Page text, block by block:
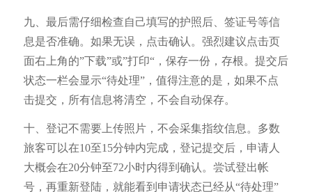
九、最后需仔细检查自己填写的护照后、签证号等信
息是否准确。如果无误，点击确认。强烈建议点击页
面右上角的”下载”或”打印“，保存一份，存根。提交后
状态一栏会显示“待处理”，值得注意的是，如果不点
击提交，所有信息将清空，不会自动保存。
十、登记不需要上传照片，不会采集指纹信息。多数
旅客可以在10至15分钟内完成，登记提交后，申请人
大概会在20分钟至72小时内得到确认。尝试登出帐
号，再重新登陆，就能看到申请状态已经从“待处理”